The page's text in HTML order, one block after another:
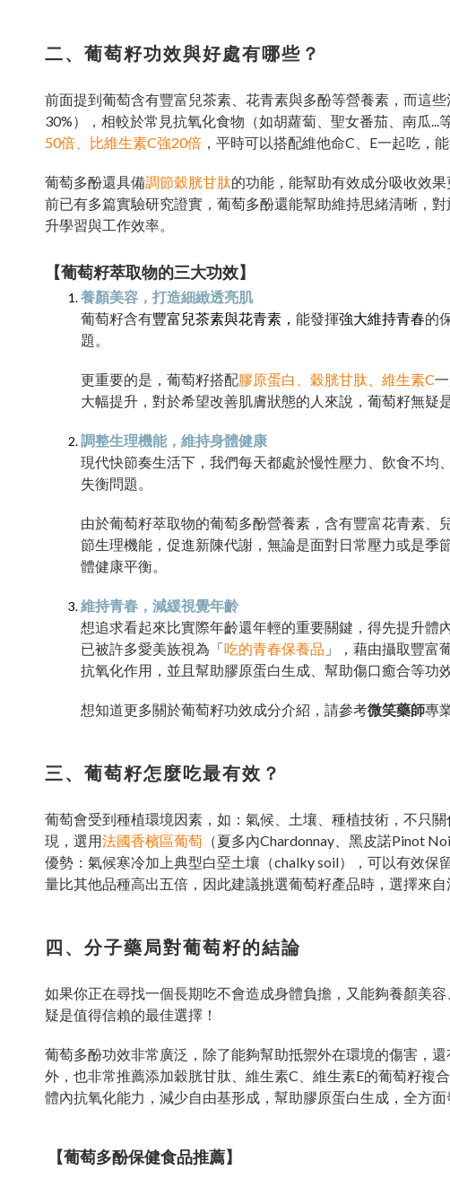
二、葡萄籽功效與好處有哪些？
前面提到葡萄含有豐富兒茶素、花青素與多酚等營養素，而這
30%），相較於常見抗氧化食物（如胡蘿蔔、聖女番茄、南瓜...
50倍、比維生素C強20倍 ，平時可以搭配維他命C、E一起吃，
葡萄多酚還具備調節穀胱甘肽的功能，能幫助有效成分吸收效
前已有多篇實驗研究證實，葡萄多酚還能幫助維持思緒清晰，
升學習與工作效率。
【葡萄籽萃取物的三大功效】
養顏美容，打造細緻透亮肌
葡萄籽含有豐富兒茶素與花青素， 能發揮強大維持青春的
題。
更重要的是，葡萄籽搭配膠原蛋白、穀胱甘肽、維生素C
大幅提升，對於希望改善肌膚狀態的人來說，葡萄籽無疑
調整生理機能，維持身體健康
現代快節奏生活下，我們每天都處於慢性壓力、飲食不均
失衡問題。
由於葡萄籽萃取物的葡萄多酚營養素，含有豐富花青素
節生理機能，促進新陳代謝，無論是面對日常壓力或是
體健康平衡。
維持青春，減緩視覺年齡
想追求看起來比實際年齡還年輕的重要關鍵，得先提升體
已被許多愛美族視為「吃的青春保養品 」，藉由攝取豐富
抗氧化作用，並且幫助膠原蛋白生成、幫助傷口癒合等功
想知道更多關於葡萄籽功效成分介紹，請參考微笑藥師專
三、葡萄籽怎麼吃最有效？
葡萄會受到種植環境因素，如：氣候、土壤、種植技術，不只
現，選用法國香檳區葡萄 （夏多內Chardonnay、黑皮諾Pinot
優勢：氣候寒冷加上典型白堊土壤（chalky soil），可以有效
量比其他品種高出五倍，因此建議挑選葡萄籽產品時，選擇來
四、分子藥局對葡萄籽的結論
如果你正在尋找一個長期吃不會造成身體負擔，又能夠養顏美
疑是值得信賴的最佳選擇！
葡萄多酚功效非常廣泛，除了能夠幫助抵禦外在環境的傷害，
外，也非常推薦添加穀胱甘肽、維生素C、維生素E的葡萄籽複
體內抗氧化能力，減少自由基形成，幫助膠原蛋白生成，全方面
【葡萄多酚保健食品推薦】